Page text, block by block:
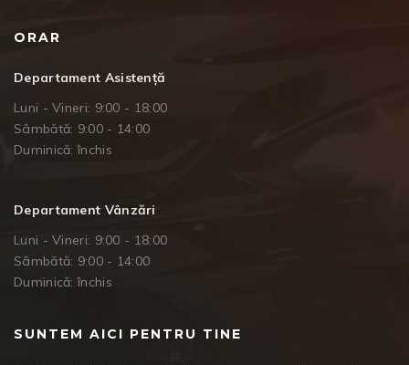
ORAR
Departament Asistență
Luni - Vineri: 9:00 - 18:00
Sâmbătă: 9:00 - 14:00
Duminică: închis
Departament Vânzări
Luni - Vineri: 9:00 - 18:00
Sâmbătă: 9:00 - 14:00
Duminică: închis
SUNTEM AICI PENTRU TINE